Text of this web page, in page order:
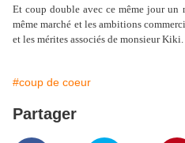
Et coup double avec ce même jour un
même marché et les ambitions
et les mérites associés de monsieur
#coup de coeur
Partager